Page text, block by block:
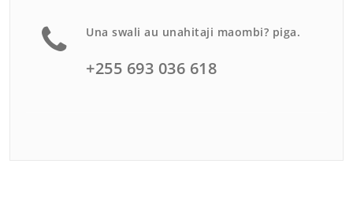
Una swali au unahitaji maombi? piga.
+255 693 036 618